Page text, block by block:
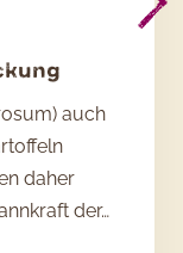
auch
daher
der…